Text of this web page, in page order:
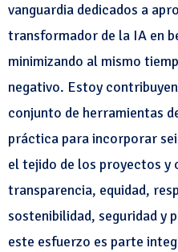
vanguardia dedicados a
transformador de la IA en
minimizando al mismo
negativo. Estoy
conjunto de herramientas
práctica para incorporar
el tejido de los proyectos y
transparencia, equidad,
sostenibilidad, seguridad y
este esfuerzo es parte